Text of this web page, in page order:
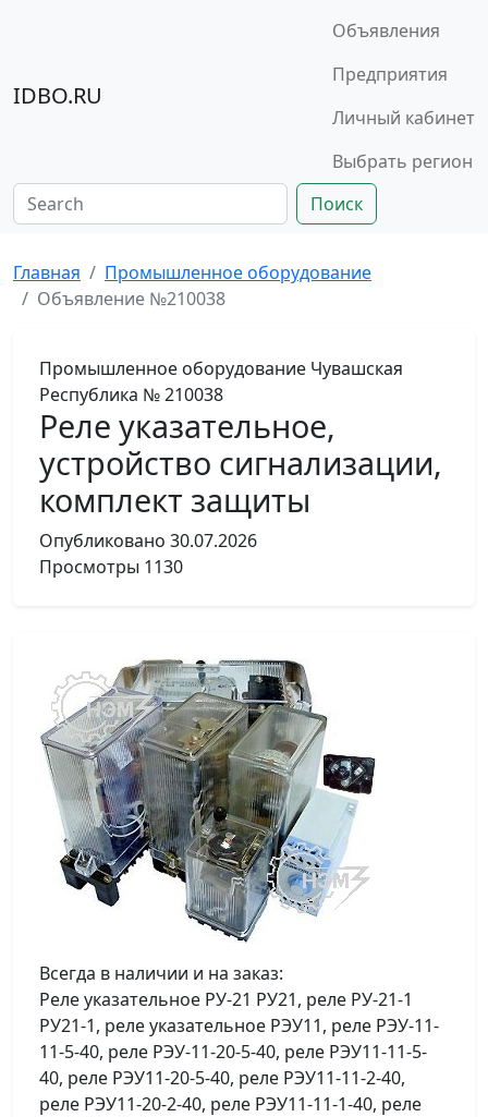
IDBO.RU
Объявления
Предприятия
Личный кабинет
Выбрать регион
Поиск
Главная
Промышленное оборудование
Объявление №210038
Промышленное оборудование Чувашская
Республика № 210038
Реле указательное,
устройство сигнализации,
комплект защиты
Опубликовано 30.07.2026
Просмотры 1130
Всегда в наличии и на заказ:
Реле указательное РУ-21 РУ21, реле РУ-21-1
РУ21-1, реле указательное РЭУ11, реле РЭУ-11-
11-5-40, реле РЭУ-11-20-5-40, реле РЭУ11-11-5-
40, реле РЭУ11-20-5-40, реле РЭУ11-11-2-40,
реле РЭУ11-20-2-40, реле РЭУ11-11-1-40, реле